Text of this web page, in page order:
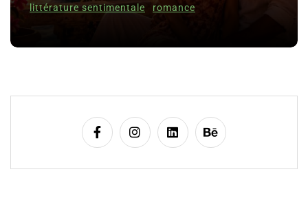
littérature sentimentale romance